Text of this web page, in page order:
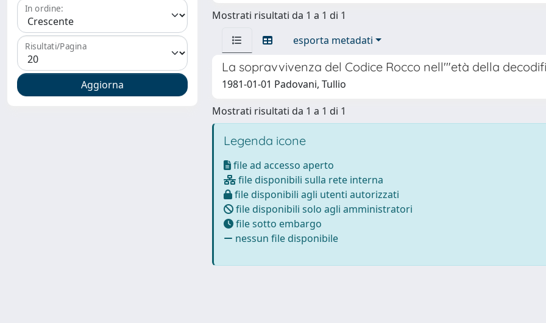
In ordine:
Risultati/Pagina
Mostrati risultati da 1 a 1 di 1
esporta metadati
La sopravvivenza del Codice Rocco nell'"età della
1981-01-01 Padovani, Tullio
Mostrati risultati da 1 a 1 di 1
Legenda icone
file ad accesso aperto
file disponibili sulla rete interna
file disponibili agli utenti autorizzati
file disponibili solo agli amministratori
file sotto embargo
nessun file disponibile